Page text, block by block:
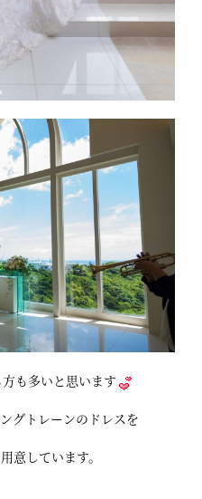
も多いと思います
グトレーンのドレスを
意しています。